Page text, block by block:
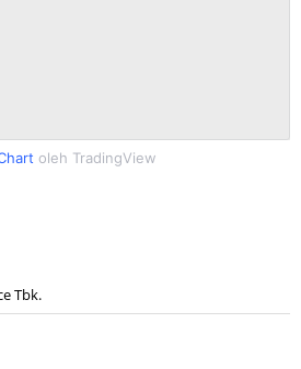
oleh TradingView
Tbk.